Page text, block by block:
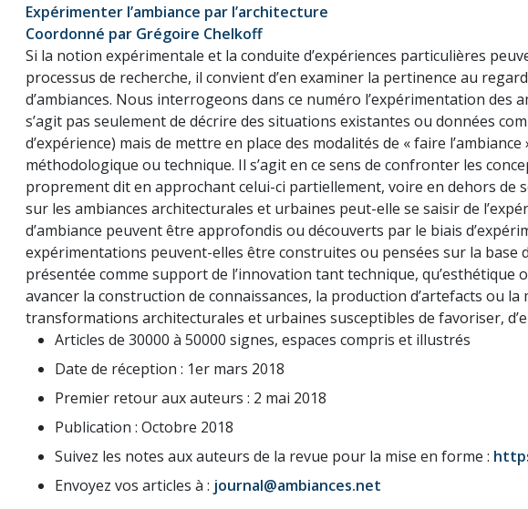
Expérimenter l’ambiance par l’architecture
Coordonné par Grégoire Chelkoff
Si la notion expérimentale et la conduite d’expériences particulières
processus de recherche, il convient d’en examiner la pertinence au
d’ambiances. Nous interrogeons dans ce numéro l’expérimentation des
s’agit pas seulement de décrire des situations existantes ou données
d’expérience) mais de mettre en place des modalités de « faire
méthodologique ou technique. Il s’agit en ce sens de confronter les
proprement dit en approchant celui-ci partiellement, voire en dehors de
sur les ambiances architecturales et urbaines peut-elle se saisir de
d’ambiance peuvent être approfondis ou découverts par le biais
expérimentations peuvent-elles être construites ou pensées sur la base
présentée comme support de l’innovation tant technique, qu’esthétique
avancer la construction de connaissances, la production d’artefacts ou
transformations architecturales et urbaines susceptibles de favoriser,
Articles de 30000 à 50000 signes, espaces compris et illustrés
Date de réception : 1er mars 2018
Premier retour aux auteurs : 2 mai 2018
Publication : Octobre 2018
Suivez les notes aux auteurs de la revue pour la mise en forme :
Envoyez vos articles à : journal@ambiances.net